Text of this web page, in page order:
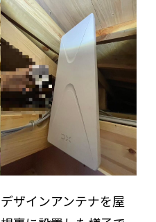
デザインアンテナを屋